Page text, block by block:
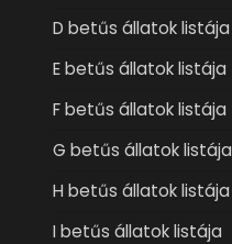
D betűs állatok listája
E betűs állatok listája
F betűs állatok listája
G betűs állatok listája
H betűs állatok listája
I betűs állatok listája